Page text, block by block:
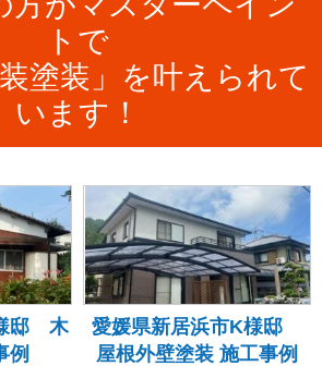
トで
装塗装」を叶えられて
います！
邸 木
例
愛媛県新居浜市K様邸
屋根外壁塗装 施工事例